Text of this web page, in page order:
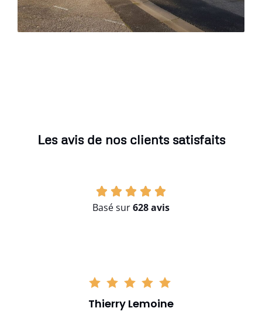
Les avis de nos clients satisfaits
Basé sur628 avis
Thierry Lemoine